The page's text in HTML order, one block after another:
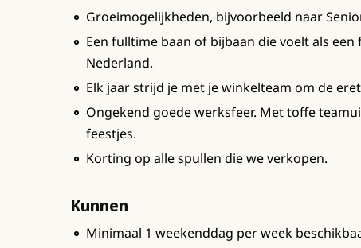
Groeimogelijkheden, bijvoorbeeld naar
Een fulltime baan of bijbaan die voelt als
Nederland.
Elk jaar strijd je met je winkelteam om de
Ongekend goede werksfeer. Met toffe
feestjes.
Korting op alle spullen die we verkopen.
Kunnen
Minimaal 1 weekenddag per week